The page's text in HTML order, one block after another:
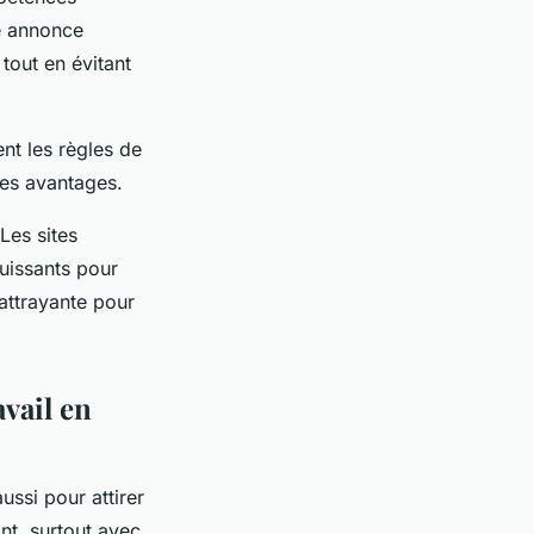
annonce
en évitant
les règles de
avantages.
sites
pour
pour
en
pour attirer